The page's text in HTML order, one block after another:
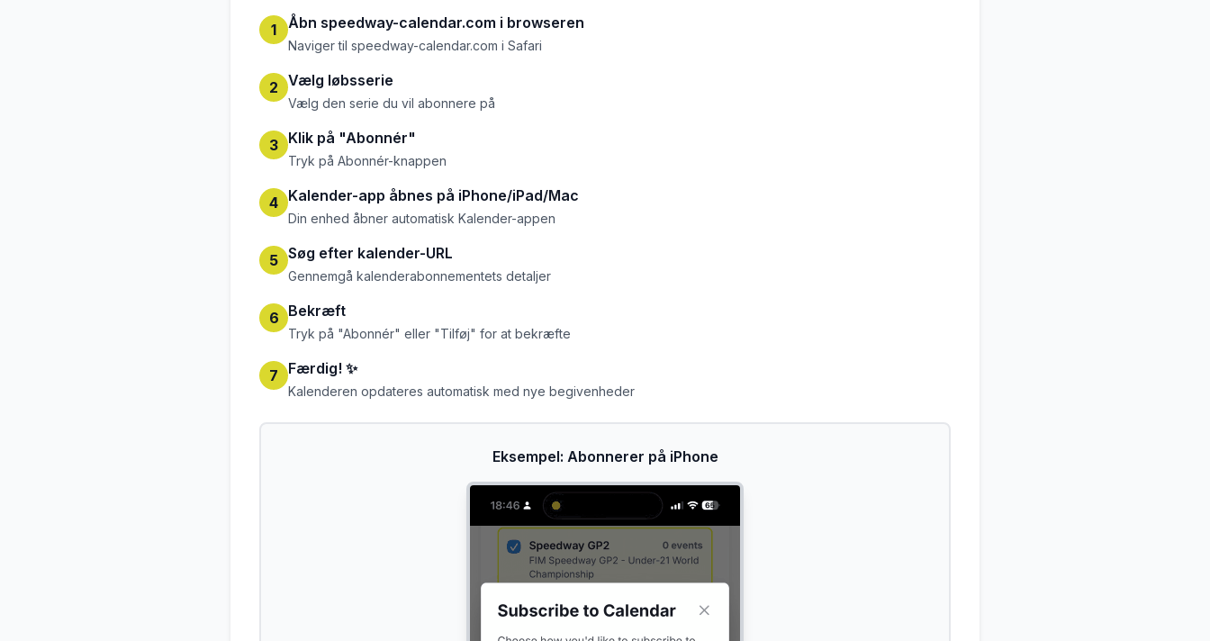
1 Åbn speedway-calendar.com i browseren
Naviger til speedway-calendar.com i Safari
2 Vælg løbsserie
Vælg den serie du vil abonnere på
3 Klik på "Abonnér"
Tryk på Abonnér-knappen
4 Kalender-app åbnes på iPhone/iPad/Mac
Din enhed åbner automatisk Kalender-appen
5 Søg efter kalender-URL
Gennemgå kalenderabonnementets detaljer
6 Bekræft
Tryk på "Abonnér" eller "Tilføj" for at bekræfte
7 Færdig! ✨
Kalenderen opdateres automatisk med nye begivenheder
Eksempel: Abonnerer på iPhone